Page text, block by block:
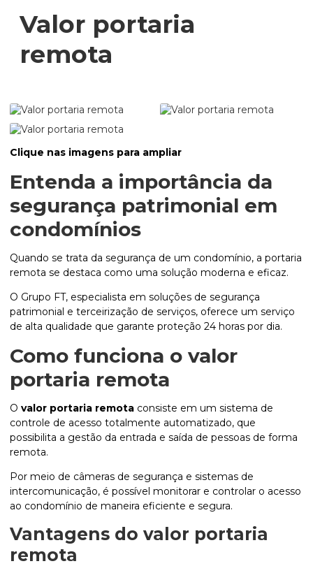
Valor portaria
remota
Clique nas imagens para ampliar
Entenda a importância da
segurança patrimonial em
condomínios
Quando se trata da segurança de um condomínio, a portaria
remota se destaca como uma solução moderna e eficaz.
O Grupo FT, especialista em soluções de segurança
patrimonial e terceirização de serviços, oferece um serviço
de alta qualidade que garante proteção 24 horas por dia.
Como funciona o valor
portaria remota
O valor portaria remota consiste em um sistema de
controle de acesso totalmente automatizado, que
possibilita a gestão da entrada e saída de pessoas de forma
remota.
Por meio de câmeras de segurança e sistemas de
intercomunicação, é possível monitorar e controlar o acesso
ao condomínio de maneira eficiente e segura.
Vantagens do valor portaria
remota